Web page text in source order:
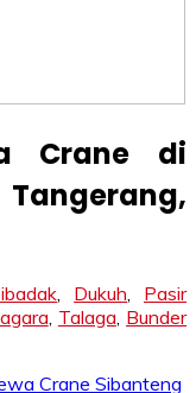
Crane di
,
Dukuh
Pasir
Talaga Bunder
Crane Sibanteng